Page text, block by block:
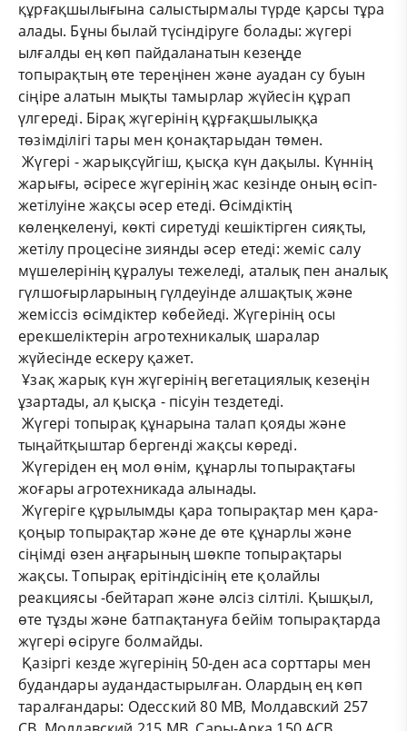
құрғақшылығына салыстырмалы түрде қарсы тұра
алады. Бұны былай түсіндіруге болады: жүгері
ылғалды ең көп пайдаланатын кезеңде
топырақтың өте тереңінен және ауадан су буын
сіңіре алатын мықты тамырлар жүйесін құрап
үлгереді. Бірақ жүгерінің құрғақшылыққа
төзімділігі тары мен қонақтарыдан төмен.
Жүгері - жарықсүйгіш, қысқа күн дақылы. Күннің
жарығы, әсіресе жүгерінің жас кезінде оның өсіп-
жетілуіне жақсы әсер етеді. Өсімдіктің
көлеңкеленуі, көкті сиретуді кешіктірген сияқты,
жетілу процесіне зиянды әсер етеді: жеміс салу
мүшелерінің құралуы тежеледі, аталық пен аналық
гүлшоғырларының гүлдеуінде алшақтық және
жеміссіз өсімдіктер көбейеді. Жүгерінің осы
ерекшеліктерін агротехникалық шаралар
жүйесінде ескеру қажет.
Ұзақ жарық күн жүгерінің вегетациялық кезеңін
ұзартады, ал қысқа - пісуін тездетеді.
Жүгері топырақ құнарына талап қояды және
тыңайтқыштар бергенді жақсы көреді.
Жүгеріден ең мол өнім, құнарлы топырақтағы
жоғары агротехникада алынады.
Жүгеріге құрылымды қара топырақтар мен қара-
қоңыр топырақтар және де өте құнарлы және
сіңімді өзен аңғарының шөкпе топырақтары
жақсы. Топырақ ерітіндісінің ете қолайлы
реакциясы -бейтарап және әлсіз сілтілі. Қышқыл,
өте тұзды және батпақтануға бейім топырақтарда
жүгері өсіруге болмайды.
Қазіргі кезде жүгерінің 50-ден аса сорттары мен
будандары аудандастырылған. Олардың ең көп
таралғандары: Одесский 80 МВ, Молдавский 257